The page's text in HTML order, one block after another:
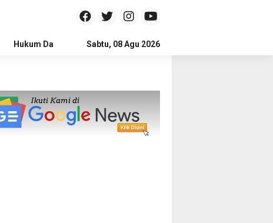
Hukum Dan Kriminal Politik Pendidikan
Sabtu, 08 Agu 2026